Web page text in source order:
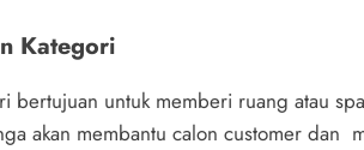
Kategori
bertujuan untuk memberi ruang atau
akan membantu calon customer dan